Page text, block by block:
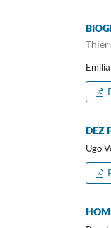
DEZ
Ugo